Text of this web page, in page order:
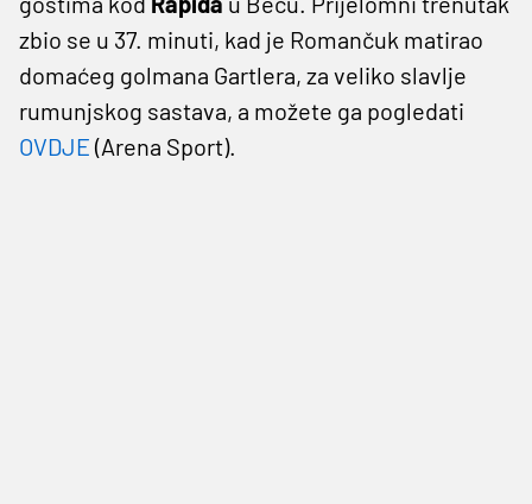
zbio se u 37. minuti, kad je Romančuk matirao
domaćeg golmana Gartlera, za veliko slavlje
rumunjskog sastava, a možete ga pogledati
OVDJE (Arena Sport).